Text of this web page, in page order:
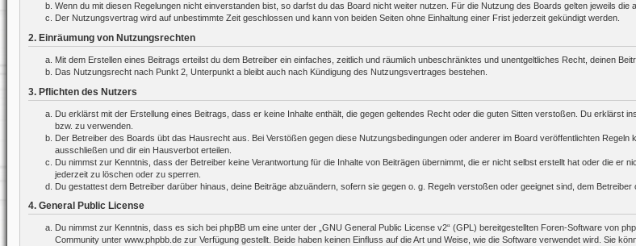
Wenn du mit diesen Regelungen nicht einverstanden bist, so darfst du das Board nicht weiter nutzen. Für die Nutzung des Boards gelten jeweils die
Der Nutzungsvertrag wird auf unbestimmte Zeit geschlossen und kann von beiden Seiten ohne Einhaltung einer Frist jederzeit gekündigt werden.
2. Einräumung von Nutzungsrechten
Mit dem Erstellen eines Beitrags erteilst du dem Betreiber ein einfaches, zeitlich und räumlich unbeschränktes und unentgeltliches Recht, deinen
Das Nutzungsrecht nach Punkt 2, Unterpunkt a bleibt auch nach Kündigung des Nutzungsvertrages bestehen.
3. Pflichten des Nutzers
Du erklärst mit der Erstellung eines Beitrags, dass er keine Inhalte enthält, die gegen geltendes Recht oder die guten Sitten verstoßen. Du erklärst
bzw. zu verwenden.
Der Betreiber des Boards übt das Hausrecht aus. Bei Verstößen gegen diese Nutzungsbedingungen oder anderer im Board veröffentlichten
ausschließen und dir ein Hausverbot erteilen.
Du nimmst zur Kenntnis, dass der Betreiber keine Verantwortung für die Inhalte von Beiträgen übernimmt, die er nicht selbst erstellt hat oder die er
jederzeit zu löschen oder zu sperren.
Du gestattest dem Betreiber darüber hinaus, deine Beiträge abzuändern, sofern sie gegen o. g. Regeln verstoßen oder geeignet sind, dem Betreiber
4. General Public License
Du nimmst zur Kenntnis, dass es sich bei phpBB um eine unter der „ GNU General Public License v2“ (GPL) bereitgestellten Foren-Software von
Community unter www.phpbb.de zur Verfügung gestellt. Beide haben keinen Einfluss auf die Art und Weise, wie die Software verwendet wird. Sie